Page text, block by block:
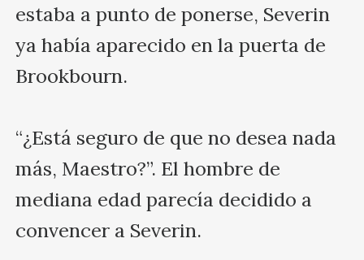
estaba a punto de ponerse, Severin
ya había aparecido en la puerta de
Brookbourn.
“¿Está seguro de que no desea nada
más, Maestro?”. El hombre de
mediana edad parecía decidido a
convencer a Severin.